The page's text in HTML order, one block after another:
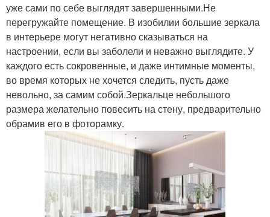
уже сами по себе выглядят завершенными.Не
перегружайте помещение. В изобилии большие зеркала
в интерьере могут негативно сказываться на
настроении, если вы заболели и неважно выглядите. У
каждого есть сокровенные, и даже интимные моменты,
во время которых не хочется следить, пусть даже
невольно, за самим собой.Зеркальце небольшого
размера желательно повесить на стену, предварительно
обрамив его в фоторамку.